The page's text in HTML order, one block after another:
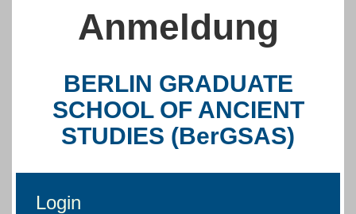
Anmeldung
BERLIN GRADUATE
SCHOOL OF ANCIENT
STUDIES (BerGSAS)
Login